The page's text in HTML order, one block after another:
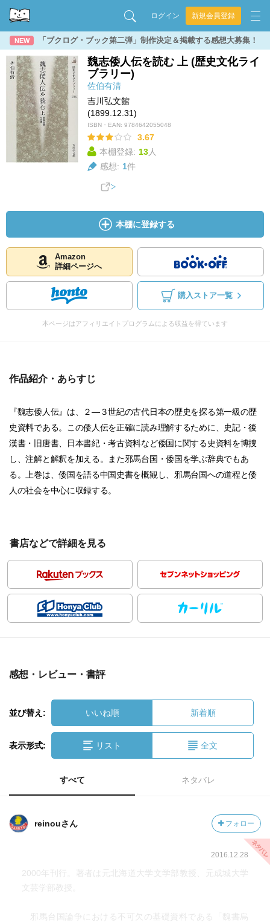
ログイン 新規会員登録
NEW 「ブクログ・ブック第二弾」制作決定＆掲載する感想大募集！
魏志倭人伝を読む 上 (歴史文化ライ
ブラリー)
佐伯有清
吉川弘文館
(1899.12.31)
ISBN・EAN: 9784642055048
3.67
本棚登録: 13人
感想: 1件
本棚に登録する
Amazon
詳細ページへ
購入ストア一覧
本ページはアフィリエイトプログラムによる収益を得ています
作品紹介・あらすじ
『魏志倭人伝』は、２―３世紀の古代日本の歴史を探る第一級の歴
史資料である。この倭人伝を正確に読み理解するために、史記・後
漢書・旧唐書、日本書紀・考古資料など倭国に関する史資料を博捜
し、注解と解釈を加える。また邪馬台国・倭国を学ぶ辞典でもあ
る。上巻は、倭国を語る中国史書を概観し、邪馬台国への道程と倭
人の社会を中心に収録する。
書店などで詳細を見る
感想・レビュー・書評
並び替え: いいね順 新着順
表示形式: リスト 全文
すべて ネタバレ
reinouさん フォロー
2016.12.28
2000年刊行。著者は元北海道大学文学部教授、元成城大学
文芸学部教授。
邪馬台国論争における不可欠の基礎資料である「魏書烏